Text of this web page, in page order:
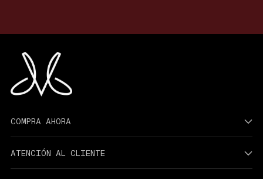
COMPRA AHORA
ATENCIÓN AL CLIENTE